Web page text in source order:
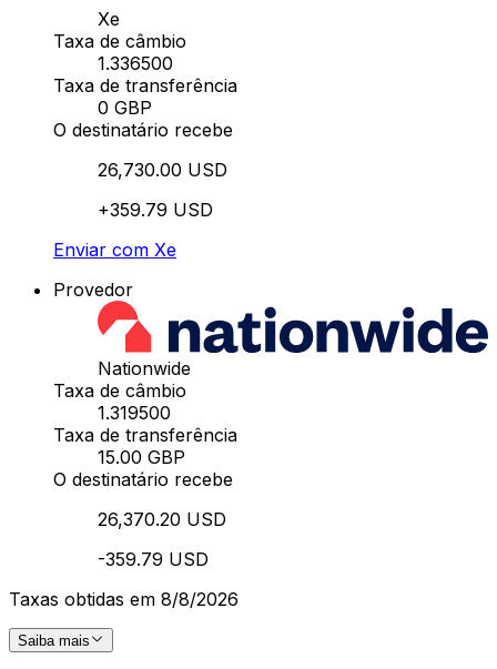
Xe
Taxa de câmbio
1.336500
Taxa de transferência
0 GBP
O destinatário recebe
26,730.00 USD
+359.79 USD
Enviar com Xe
Provedor
Nationwide
Taxa de câmbio
1.319500
Taxa de transferência
15.00 GBP
O destinatário recebe
26,370.20 USD
-359.79 USD
Taxas obtidas em 8/8/2026
Saiba mais